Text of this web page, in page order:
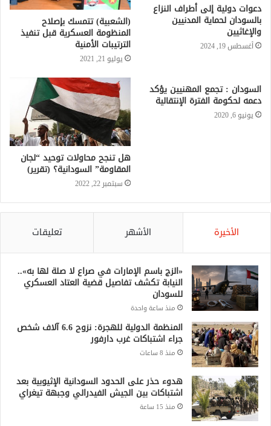
دعوات دولية إلى أطراف النزاع
بالسودان لحماية المدنيين
والإغاثيين
أغسطس 19, 2024
(الشعبية) تتمسك بإصلاح
المنظومة العسكرية قبل تنفيذ
الترتيبات الأمنية
يوليو 21, 2021
السودان : تجمع المهنيين يؤكد
دعمه لحكومة الفترة الإنتقالية
يونيو 6, 2020
هل تنجح محاولات توحيد “لجان
المقاومة” السودانية؟ (تقرير)
سبتمبر 22, 2022
الأخيرة الأشهر تعليقات
«الزج باسم الإمارات في صراع لا صلة لها به»..
النيابة تكشف تفاصيل قضية العتاد العسكري
للسودان
منذ ساعة واحدة
المنظمة الدولية للهجرة: نزوح 6.6 آلاف شخص
جراء اشتباكات غرب دارفور
منذ 8 ساعات
هدوء حذر على الحدود السودانية الإثيوبية بعد
اشتباكات بين الجيش الفيدرالي وجبهة تيغراي
منذ 15 ساعة